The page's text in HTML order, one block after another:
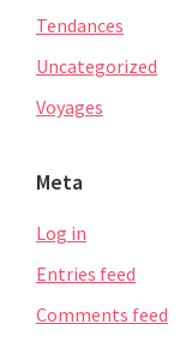
Tendances
Uncategorized
Voyages
Meta
Log in
Entries feed
Comments feed